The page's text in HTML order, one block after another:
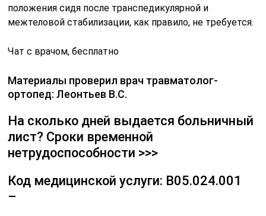
положения сидя после транспедикулярной и
межтеловой стабилизации, как правило, не требуется.
Чат с врачом, бесплатно
Материалы проверил врач травматолог-
ортопед: Леонтьев В.С.
На сколько дней выдается больничный
лист? Сроки временной
нетрудоспособности >>>
Код медицинской услуги: В05.024.001
–